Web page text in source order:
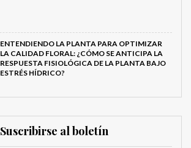
ENTENDIENDO LA PLANTA PARA OPTIMIZAR
LA CALIDAD FLORAL: ¿CÓMO SE ANTICIPA LA
RESPUESTA FISIOLÓGICA DE LA PLANTA BAJO
ESTRÉS HÍDRICO?
Suscribirse al boletín